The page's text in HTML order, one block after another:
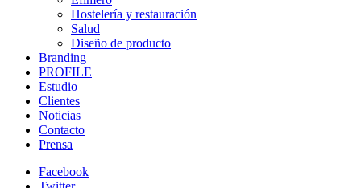
Hostelería y restauración
Salud
Diseño de producto
Branding
PROFILE
Estudio
Clientes
Noticias
Contacto
Prensa
Facebook